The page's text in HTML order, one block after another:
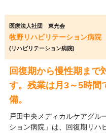
医療法人社団 東光会
牧野リハビリテーション病院
(リハビリテーション病院)
回復期から慢性期まで
す。残業は月3～5時間
備。
戸田中央メディカルケアグル
ション病院」は、回復期リハ